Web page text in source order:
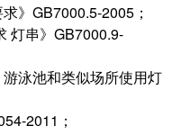
》GB7000.5-2005；
灯串》GB7000.9-
泳池和类似场所使用灯
2011；